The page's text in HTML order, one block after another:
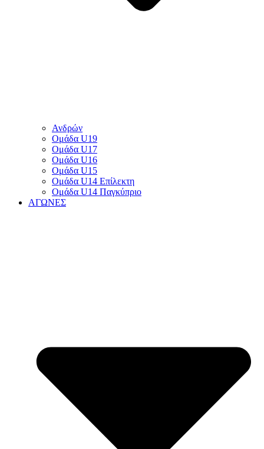
Ανδρών
Ομάδα U19
Ομάδα U17
Ομάδα U16
Ομάδα U15
Ομάδα U14 Επίλεκτη
Ομάδα U14 Παγκύπριο
ΑΓΩΝΕΣ